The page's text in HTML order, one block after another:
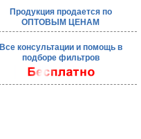
Продукция продается по
ОПТОВЫМ ЦЕНАМ
Все консультации и помощь в
подборе фильтров